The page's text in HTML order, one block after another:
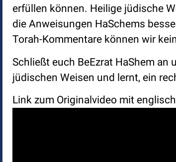
erfüllen können. Heilige jüdische
die Anweisungen HaSchems
Torah-Kommentare können wir
Schließt euch BeEzrat HaShem an
jüdischen Weisen und lernt, ein
Link zum Originalvideo mit